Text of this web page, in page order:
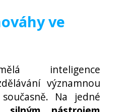
ve
inteligence
významnou
Na jedné